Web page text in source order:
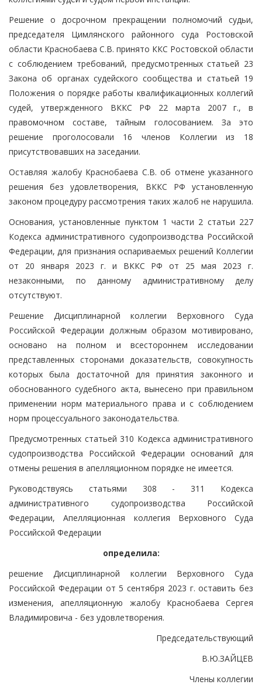
Решение о досрочном прекращении полномочий судьи,
председателя Цимлянского районного суда Ростовской
области Краснобаева С.В. принято ККС Ростовской области
с соблюдением требований, предусмотренных статьей 23
Закона об органах судейского сообщества и статьей 19
Положения о порядке работы квалификационных коллегий
судей, утвержденного ВККС РФ 22 марта 2007 г., в
правомочном составе, тайным голосованием. За это
решение проголосовали 16 членов Коллегии из 18
присутствовавших на заседании.
Оставляя жалобу Краснобаева С.В. об отмене указанного
решения без удовлетворения, ВККС РФ установленную
законом процедуру рассмотрения таких жалоб не нарушила.
Основания, установленные пунктом 1 части 2 статьи 227
Кодекса административного судопроизводства Российской
Федерации, для признания оспариваемых решений Коллегии
от 20 января 2023 г. и ВККС РФ от 25 мая 2023 г.
незаконными, по данному административному делу
отсутствуют.
Решение Дисциплинарной коллегии Верховного Суда
Российской Федерации должным образом мотивировано,
основано на полном и всестороннем исследовании
представленных сторонами доказательств, совокупность
которых была достаточной для принятия законного и
обоснованного судебного акта, вынесено при правильном
применении норм материального права и с соблюдением
норм процессуального законодательства.
Предусмотренных статьей 310 Кодекса административного
судопроизводства Российской Федерации оснований для
отмены решения в апелляционном порядке не имеется.
Руководствуясь статьями 308 - 311 Кодекса
административного судопроизводства Российской
Федерации, Апелляционная коллегия Верховного Суда
Российской Федерации
определила:
решение Дисциплинарной коллегии Верховного Суда
Российской Федерации от 5 сентября 2023 г. оставить без
изменения, апелляционную жалобу Краснобаева Сергея
Владимировича - без удовлетворения.
Председательствующий
В.Ю.ЗАЙЦЕВ
Члены коллегии